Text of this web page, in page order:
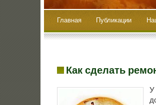
Главная Публикации
Как сделать
У